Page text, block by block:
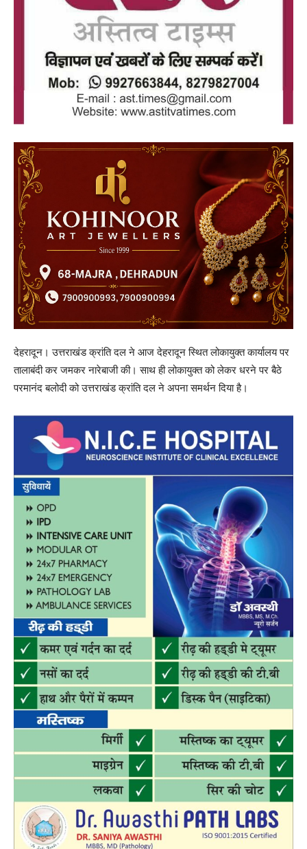
देहरादून। उत्तराखंड क्रांति दल ने आज देहरादून स्थित लोकायुक्त कार्यालय पर
तालाबंदी कर जमकर नारेबाजी की। साथ ही लोकायुक्त को लेकर धरने पर बैठे
परमानंद बलोदी को उत्तराखंड क्रांति दल ने अपना समर्थन दिया है।